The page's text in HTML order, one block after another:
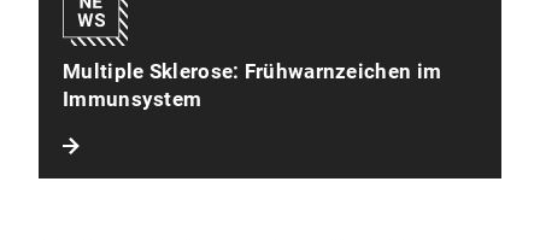
Multiple Sklerose: Frühwarnzeichen im
Immunsystem